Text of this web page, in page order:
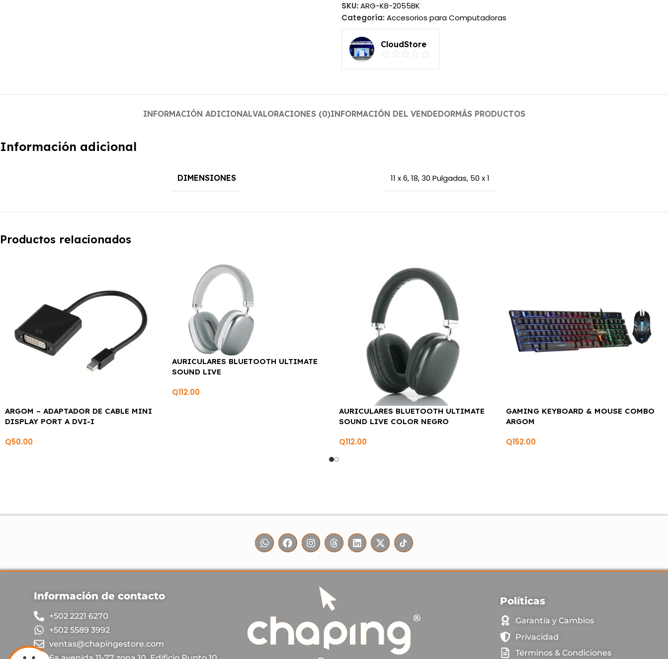
SKU: ARG-KB-2055BK
Categoría: Accesorios para Computadoras
CloudStore
INFORMACIÓN ADICIONALVALORACIONES (0)INFORMACIÓN DEL VENDEDORMÁS PRODUCTOS
Información adicional
DIMENSIONES 11 x 6,18,30 Pulgadas, 50 x 1
Productos relacionados
ARGOM – ADAPTADOR DE CABLE MINI
DISPLAY PORT A DVI-I
Q50.00
AURICULARES BLUETOOTH ULTIMATE
SOUND LIVE
Q112.00
AURICULARES BLUETOOTH ULTIMATE
SOUND LIVE COLOR NEGRO
Q112.00
GAMING KEYBOARD & MOUSE COMBO
ARGOM
Q152.00
Información de contacto
+502 2221 6270
+502 5589 3992
ventas@chapingestore.com
Políticas
Garantía y Cambios
Privacidad
Términos & Condiciones